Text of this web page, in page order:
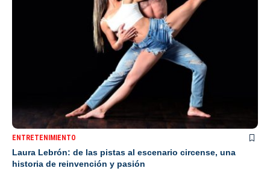
ENTRETENIMIENTO
Laura Lebrón: de las pistas al escenario circense, una
historia de reinvención y pasión